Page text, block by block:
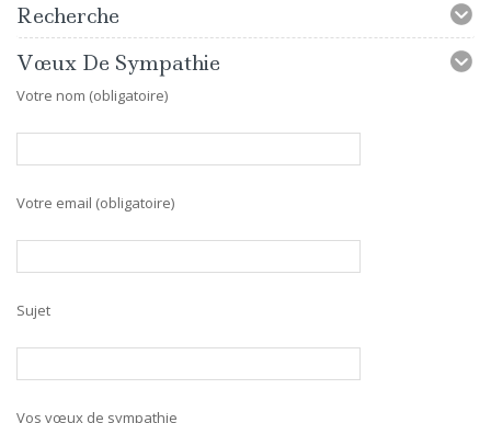
Recherche
Vœux De Sympathie
Votre nom (obligatoire)
Votre email (obligatoire)
Sujet
Vos vœux de sympathie